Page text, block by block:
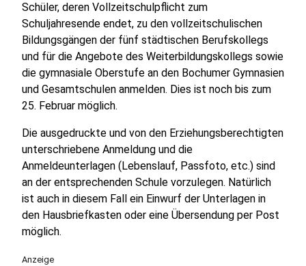
Schüler, deren Vollzeitschulpflicht zum
Schuljahresende endet, zu den vollzeitschulischen
Bildungsgängen der fünf städtischen Berufskollegs
und für die Angebote des Weiterbildungskollegs sowie
die gymnasiale Oberstufe an den Bochumer Gymnasien
und Gesamtschulen anmelden. Dies ist noch bis zum
25. Februar möglich.
Die ausgedruckte und von den Erziehungsberechtigten
unterschriebene Anmeldung und die
Anmeldeunterlagen (Lebenslauf, Passfoto, etc.) sind
an der entsprechenden Schule vorzulegen. Natürlich
ist auch in diesem Fall ein Einwurf der Unterlagen in
den Hausbriefkasten oder eine Übersendung per Post
möglich.
Anzeige